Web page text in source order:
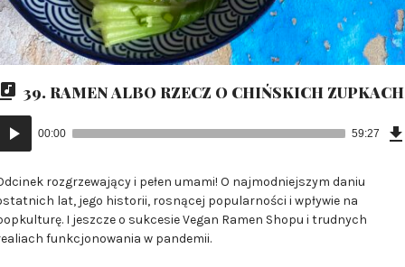
39. RAMEN ALBO RZECZ O CHIŃSKICH ZUPKACH
00:00 59:27
rozgrzewający i pełen umami! O najmodniejszym daniu
lat, jego historii, rosnącej popularności i wpływie na
I jeszcze o sukcesie Vegan Ramen Shopu i trudnych
funkcjonowania w pandemii.